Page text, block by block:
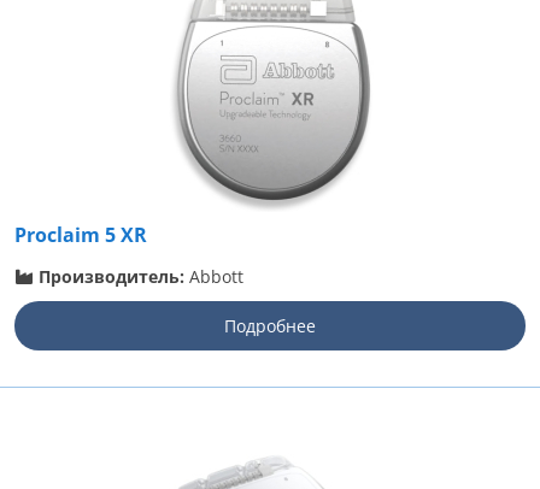
Proclaim 5 XR
Производитель: Abbott
Подробнее